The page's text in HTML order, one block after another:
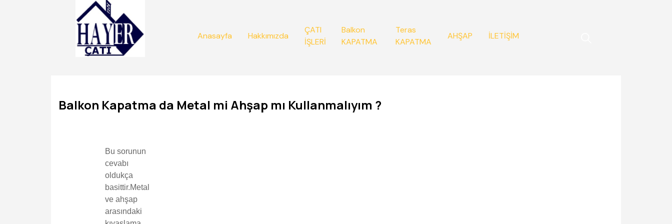
Balkon Kapatma da Metal mi Ahşap mı Kullanmalıyım ?
Bu sorunun
cevabı
oldukça
basittir.Metal
ve ahşap
arasındaki
Anasayfa Hakkımızda
ÇATI
İŞLERİ
Balkon
KAPATMA
Teras
KAPATMA
AHŞAP İLETİŞİM